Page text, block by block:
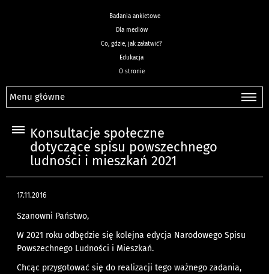
Badania ankietowe
Dla mediów
Co, gdzie, jak załatwić?
Edukacja
O stronie
Menu główne
Konsultacje społeczne
dotyczące spisu powszechnego
ludności i mieszkań 2021
17.11.2016
Szanowni Państwo,
W 2021 roku odbędzie się kolejna edycja Narodowego Spisu
Powszechnego Ludności i Mieszkań.
Chcąc przygotować się do realizacji tego ważnego zadania,